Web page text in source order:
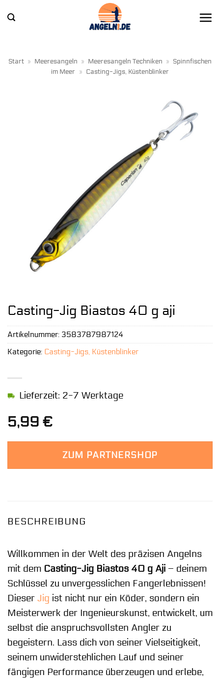
Inhalt
Start » Meeresangeln » Meeresangeln Techniken » Spinnfischen
im Meer
» Casting-Jigs, Küstenblinker
Casting-Jig Biastos 40 g aji
5,99 €
Lieferzeit: 2-7 Werktage
ZUM PARTNERSHOP
Artikelnummer: 3583787987124
Kategorie: Casting-Jigs, Küstenblinker
BESCHREIBUNG
Willkommen in der Welt des präzisen Angelns
mit dem Casting-Jig Biastos 40 g Aji – deinem
Schlüssel zu unvergesslichen Fangerlebnissen!
Dieser Jig ist nicht nur ein Köder, sondern ein
Meisterwerk der Ingenieurskunst, entwickelt, um
selbst die anspruchsvollsten Angler zu
begeistern. Lass dich von seiner Vielseitigkeit,
seinem unwiderstehlichen Lauf und seiner
fängigen Performance überzeugen und erlebe,